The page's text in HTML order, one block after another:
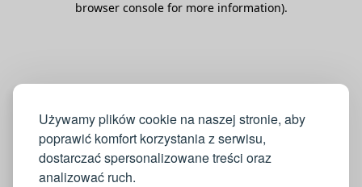
Używamy plików cookie na naszej stronie, aby
poprawić komfort korzystania z serwisu,
dostarczać spersonalizowane treści oraz
analizować ruch.
browser console for more information).